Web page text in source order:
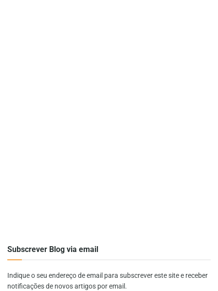
Subscrever Blog via email
Indique o seu endereço de email para subscrever este site e receber
notificações de novos artigos por email.